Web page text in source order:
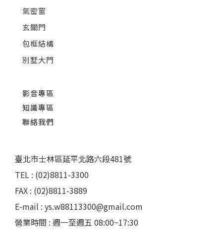
氣密窗
玄關門
包框結構
別墅大門
影音專區
知識專區
聯絡我們
臺北市士林區延平北路六段481號
TEL : (02)8811-3300
FAX : (02)8811-3889
E-mail : ys.w88113300@gmail.com
營業時間 : 週一至週五 08:00~17:30